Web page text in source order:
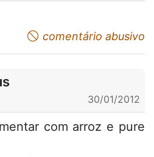
appreciate
comentário abusivo
30/01/2012
com arroz e pure